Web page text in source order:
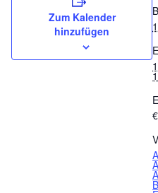
Zum Kalender
hinzufügen